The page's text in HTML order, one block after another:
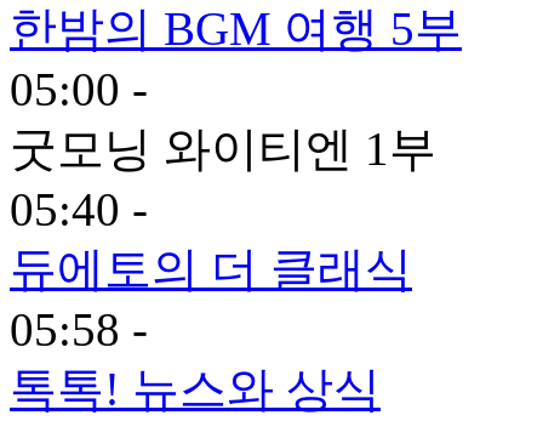
한밤의 BGM 여행 5부
05:00 -
굿모닝 와이티엔 1부
05:40 -
듀에토의 더 클래식
05:58 -
톡톡! 뉴스와 상식